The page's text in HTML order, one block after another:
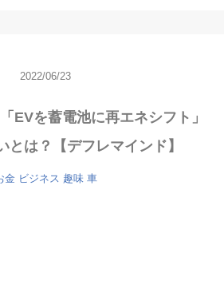
2022/06/23
EVを蓄電池に再エネシフト」
とは？【デフレマインド】
金 ビジネス 趣味 車